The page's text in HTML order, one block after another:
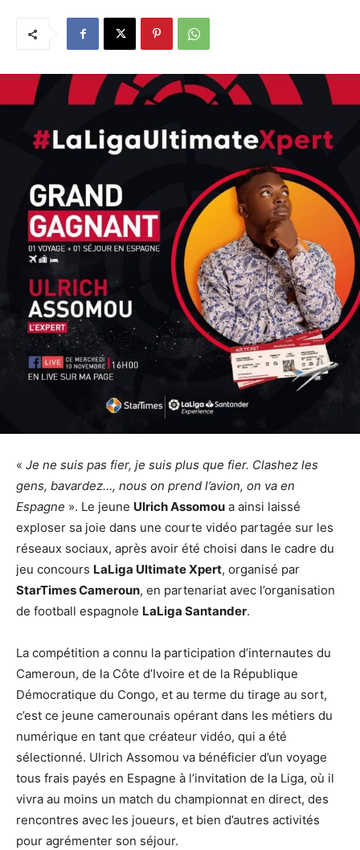
« Je ne suis pas fier, je suis plus que fier. Clashez les
gens, bavardez…, nous on prend l’avion, on va en
Espagne ». Le jeune Ulrich Assomou a ainsi laissé
exploser sa joie dans une courte vidéo partagée sur les
réseaux sociaux, après avoir été choisi dans le cadre du
jeu concours LaLiga Ultimate Xpert, organisé par
StarTimes Cameroun, en partenariat avec l’organisation
de football espagnole LaLiga Santander.
La compétition a connu la participation d’internautes du
Cameroun, de la Côte d’Ivoire et de la République
Démocratique du Congo, et au terme du tirage au sort,
c’est ce jeune camerounais opérant dans les métiers du
numérique en tant que créateur vidéo, qui a été
sélectionné. Ulrich Assomou va bénéficier d’un voyage
tous frais payés en Espagne à l’invitation de la Liga, où il
vivra au moins un match du championnat en direct, des
rencontres avec les joueurs, et bien d’autres activités
pour agrémenter son séjour.